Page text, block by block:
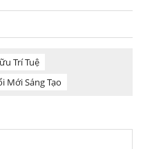
Trí Tuệ
Mới Sáng Tạo